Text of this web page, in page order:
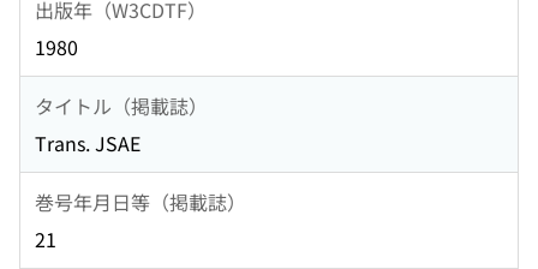
出版年（W3CDTF）
1980
タイトル（掲載誌）
Trans. JSAE
巻号年月日等（掲載誌）
21